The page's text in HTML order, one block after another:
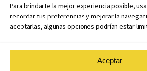
Para brindarte la mejor experiencia posible,
recordar tus preferencias y mejorar la
aceptarlas, algunas opciones podrían estar
Aceptar
Políticas de coedición
Atribuciones